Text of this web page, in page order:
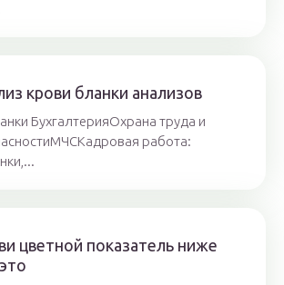
крови бланки анализов
БухгалтерияОхрана труда и
работа:
цветной показатель ниже